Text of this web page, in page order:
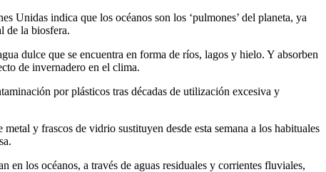
Unidas indica que los océanos son los ‘pulmones’ del planeta, ya
de la biosfera.
dulce que se encuentra en forma de ríos, lagos y hielo. Y absorben
de invernadero en el clima.
por plásticos tras décadas de utilización excesiva y
y frascos de vidrio sustituyen desde esta semana a los habituales
los océanos, a través de aguas residuales y corrientes fluviales,